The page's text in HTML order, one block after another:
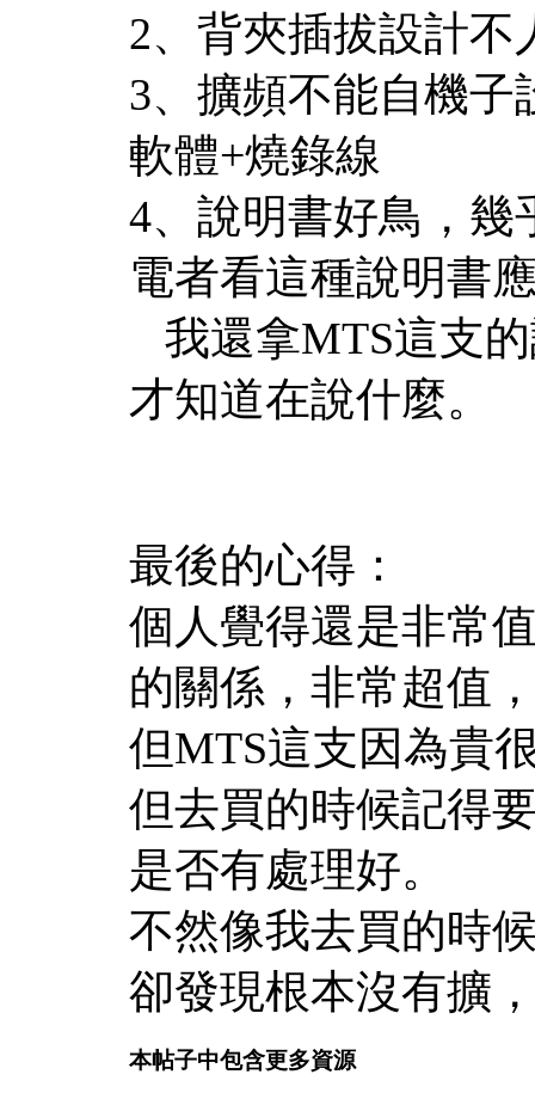
2、背夾插拔設計不
3、擴頻不能自機
軟體+燒錄線
4、說明書好鳥，幾
電者看這種說明書
我還拿MTS這支
才知道在說什麼。
最後的心得：
個人覺得還是非常
的關係，非常超值
但MTS這支因為貴
但去買的時候記得
是否有處理好。
不然像我去買的時
卻發現根本沒有擴
本帖子中包含更多資源